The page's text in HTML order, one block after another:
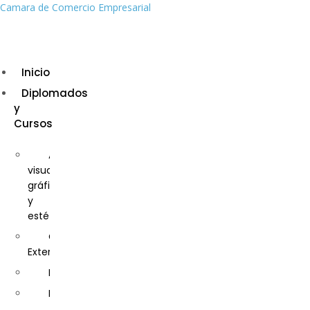
Camara de Comercio Empresarial
Inicio
Diplomados
y
Cursos
Artes
visuales,
gráficas
y
estéticas
Comercio
Exterior
Derecho
Educación